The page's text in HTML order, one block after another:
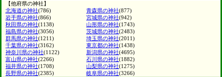
【他府県の神社】
北海道の神社(786) 青森県の神社(877)
岩手県の神社(866) 宮城県の神社(942)
秋田県の神社(1138) 山形県の神社(1743)
福島県の神社(3056) 茨城県の神社(2483)
群馬県の神社(1211) 埼玉県の神社(2011)
千葉県の神社(3162) 東京都の神社(1438)
神奈川県の神社(1122) 新潟県の神社(4695)
富山県の神社(2266) 石川県の神社(1882)
福井県の神社(1708) 山梨県の神社(1275)
長野県の神社(2385) 岐阜県の神社(3266)